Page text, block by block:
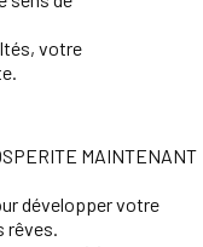
votre
MAINTENANT
développer votre